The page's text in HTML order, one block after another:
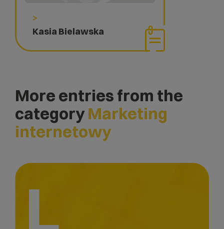
>
Kasia Bielawska
More entries from the
categoryMarketing
internetowy
L